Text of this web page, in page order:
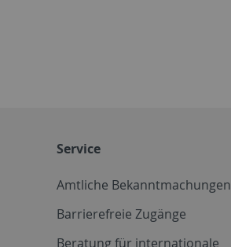
Service
Amtliche Bekanntmachungen
Barrierefreie Zugänge
Beratung für internationale